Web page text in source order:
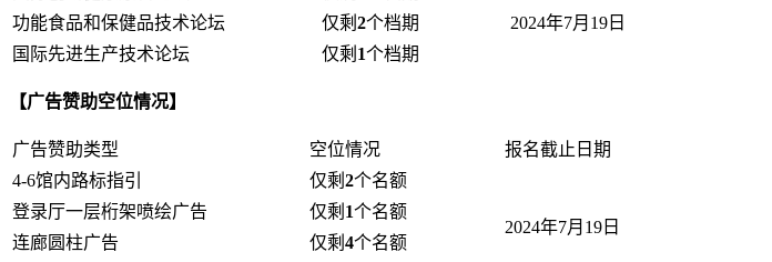
2024年7月19日
功能食品和保健品技术论坛 仅剩2个档期
国际先进生产技术论坛
仅剩 1个档期
【广告赞助空位情况】
广告赞助类型 空位情况
报名截止日期
4-6馆内路标指引
仅剩2个名额
2024年7月19日
登录厅一层桁架喷绘广告 仅剩 1个名额
连廊圆柱广告
仅剩4个名额